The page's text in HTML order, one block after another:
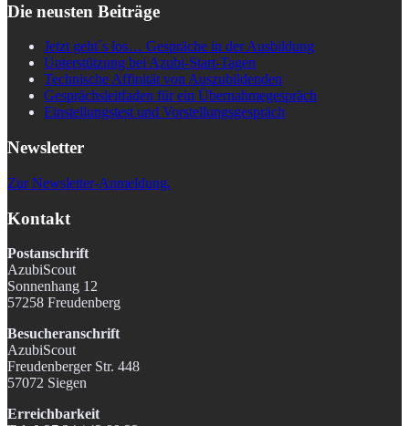
Die neusten Beiträge
Jetzt geht´s los… Gespräche in der Ausbildung
Unterstützung bei Azubi-Start-Tagen
Technische Affinität von Auszubildenden
Gesprächsleitfaden für ein Übernahmegespräch
Einstellungstest und Vorstellungsgespräch
Newsletter
Zur Newsletter-Anmeldung.
Kontakt
Postanschrift
AzubiScout
Sonnenhang 12
57258 Freudenberg
Besucheranschrift
AzubiScout
Freudenberger Str. 448
57072 Siegen
Erreichbarkeit